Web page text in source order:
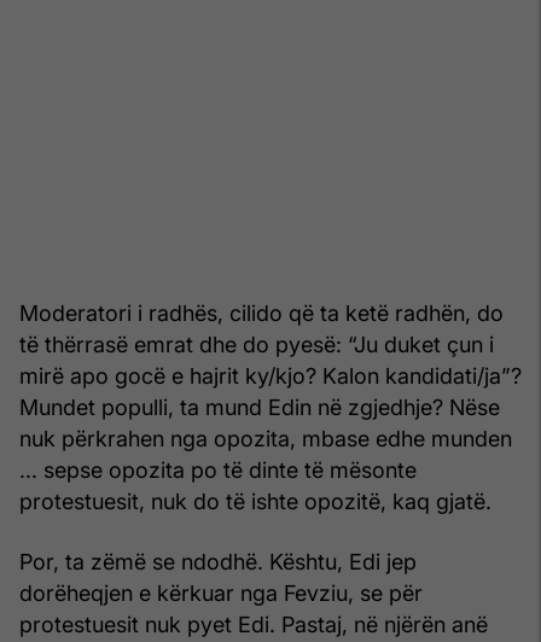
Moderatori i radhës, cilido që ta ketë radhën, do
të thërrasë emrat dhe do pyesë: “Ju duket çun i
mirë apo gocë e hajrit ky/kjo? Kalon kandidati/ja”?
Mundet populli, ta mund Edin në zgjedhje? Nëse
nuk përkrahen nga opozita, mbase edhe munden
... sepse opozita po të dinte të mësonte
protestuesit, nuk do të ishte opozitë, kaq gjatë.
Por, ta zëmë se ndodhë. Kështu, Edi jep
dorëheqjen e kërkuar nga Fevziu, se për
protestuesit nuk pyet Edi. Pastaj, në njërën anë